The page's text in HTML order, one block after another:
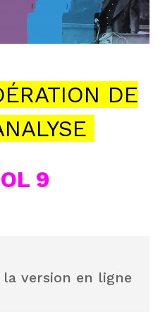
DE
9
la version en ligne